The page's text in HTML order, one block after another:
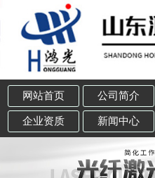
网站首页 公司简介
企业资质 新闻中心